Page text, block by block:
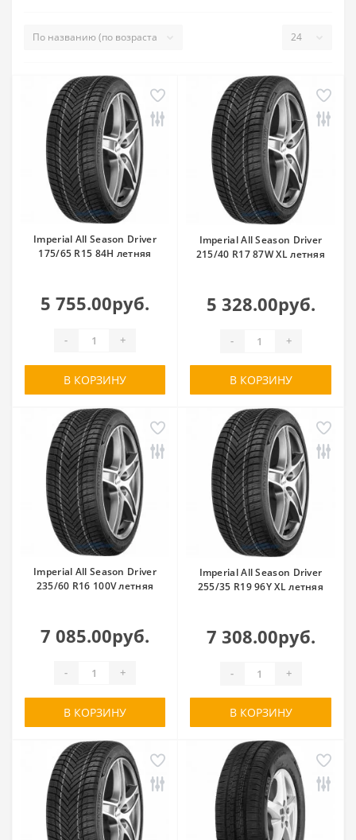
Imperial All Season Driver
175/65 R15 84H летняя
5 755.00руб.
- +
В КОРЗИНУ
Imperial All Season Driver
215/40 R17 87W XL летняя
5 328.00руб.
- +
В КОРЗИНУ
Imperial All Season Driver
235/60 R16 100V летняя
7 085.00руб.
- +
В КОРЗИНУ
Imperial All Season Driver
255/35 R19 96Y XL летняя
7 308.00руб.
- +
В КОРЗИНУ